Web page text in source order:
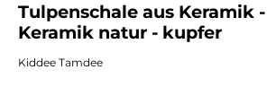
Tulpenschale aus Keramik
Keramik natur - kupfer
Kiddee Tamdee